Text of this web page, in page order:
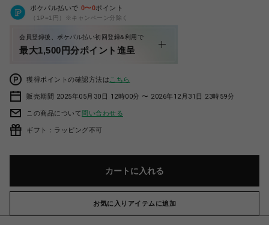
ポケパル払いで 0〜0ポイント
（1P=1円）※キャンペーン分除く
会員登録後、ポケパル払い初回登録&利用で
最大1,500円分ポイント進呈
獲得ポイントの確認方法は こちら
販売期間 2025年05月30日 12時00分 〜 2026年12月31日 23時59分
この商品について問い合わせる
ギフト：ラッピング不可
カートに入れる
お気に入りアイテムに追加